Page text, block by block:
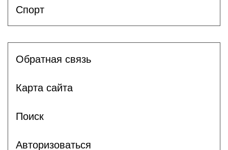
Спорт
Обратная связь
Карта сайта
Поиск
Авторизоваться